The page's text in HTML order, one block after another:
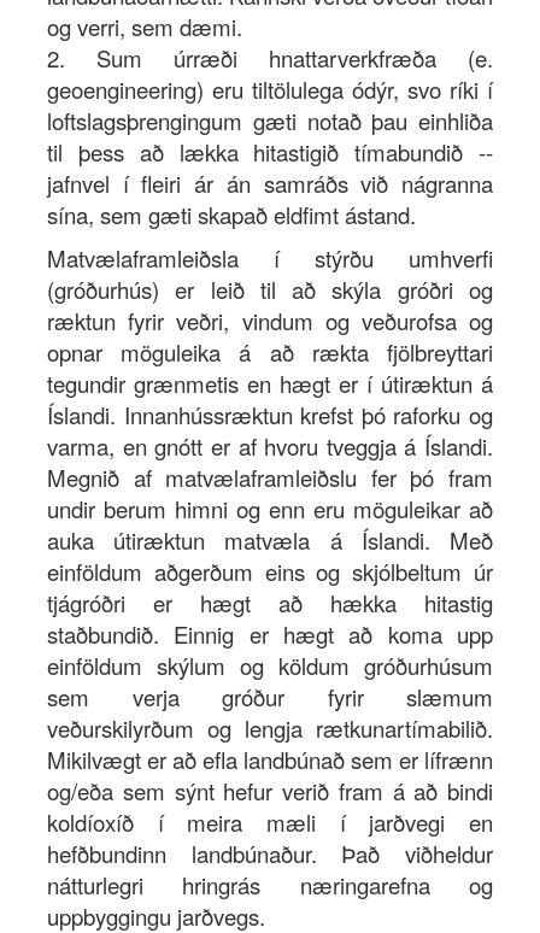
og verri, sem dæmi.
2. Sum úrræði hnattarverkfræða (e.
geoengineering) eru tiltölulega ódýr, svo ríki í
loftslagsþrengingum gæti notað þau einhliða
til þess að lækka hitastigið tímabundið --
jafnvel í fleiri ár án samráðs við nágranna
sína, sem gæti skapað eldfimt ástand.
Matvælaframleiðsla í stýrðu umhverfi
(gróðurhús) er leið til að skýla gróðri og
ræktun fyrir veðri, vindum og veðurofsa og
opnar möguleika á að rækta fjölbreyttari
tegundir grænmetis en hægt er í útiræktun á
Íslandi. Innanhússræktun krefst þó raforku og
varma, en gnótt er af hvoru tveggja á Íslandi.
Megnið af matvælaframleiðslu fer þó fram
undir berum himni og enn eru möguleikar að
auka útiræktun matvæla á Íslandi. Með
einföldum aðgerðum eins og skjólbeltum úr
tjágróðri er hægt að hækka hitastig
staðbundið. Einnig er hægt að koma upp
einföldum skýlum og köldum gróðurhúsum
sem verja gróður fyrir slæmum
veðurskilyrðum og lengja rætkunartímabilið.
Mikilvægt er að efla landbúnað sem er lífrænn
og/eða sem sýnt hefur verið fram á að bindi
koldíoxíð í meira mæli í jarðvegi en
hefðbundinn landbúnaður. Það viðheldur
nátturlegri hringrás næringarefna og
uppbyggingu jarðvegs.